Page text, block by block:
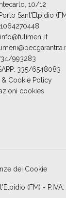
10/12
Sant'Elpidio
info@fulimeni.it
993283
335/6548083
& Cookie Policy
cookies
dei Cookie
(FM) -